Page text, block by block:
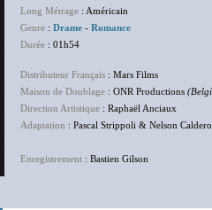
Long Métrage : Américain
Genre : Drame - Romance
Durée : 01h54
Distributeur Français : Mars Films
Maison de Doublage : ONR Productions
Direction Artistique : Raphaël Anciaux
Adaptation : Pascal Strippoli & Nelson
Enregistrement : Bastien Gilson